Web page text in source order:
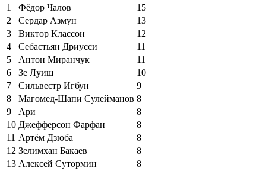
1
Фёдор Чалов
15
2
Сердар Азмун
13
3
Виктор Классон
12
4
Себастьян Дриусси
11
5
Антон Миранчук
11
6
Зе Луиш
10
7
Сильвестр Игбун
9
8
Магомед-Шапи Сулейманов 8
9
Ари
8
10 Джефферсон Фарфан
8
11 Артём Дзюба
8
12 Зелимхан Бакаев
8
13 Алексей Сутормин
8